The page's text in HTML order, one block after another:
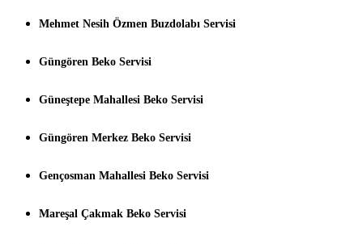
Mehmet Nesih Özmen Buzdolabı Servisi
Güngören Beko Servisi
Güneştepe Mahallesi Beko Servisi
Güngören Merkez Beko Servisi
Gençosman Mahallesi Beko Servisi
Mareşal Çakmak Beko Servisi